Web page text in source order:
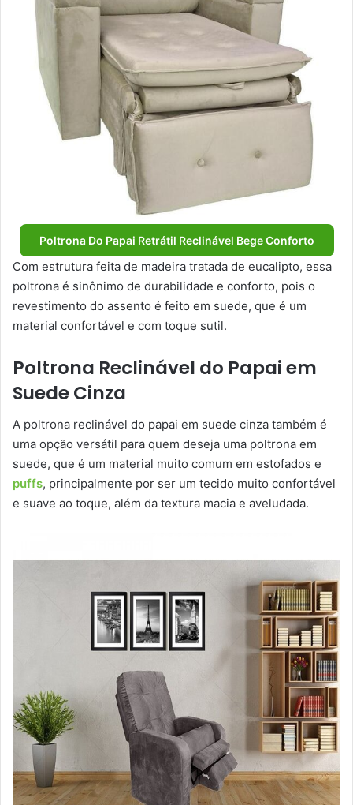
Poltrona Do Papai Retrátil Reclinável Bege Conforto
Com estrutura feita de madeira tratada de eucalipto, essa
poltrona é sinônimo de durabilidade e conforto, pois o
revestimento do assento é feito em suede, que é um
material confortável e com toque sutil.
Poltrona Reclinável do Papai em
Suede Cinza
A poltrona reclinável do papai em suede cinza também é
uma opção versátil para quem deseja uma poltrona em
suede, que é um material muito comum em estofados e
puffs, principalmente por ser um tecido muito confortável
e suave ao toque, além da textura macia e aveludada.